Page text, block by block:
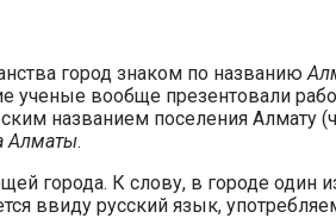
город знаком по названию
ученые вообще презентовали
названием поселения Алмату
Алматы.
города. К слову, в городе один
ввиду русский язык,